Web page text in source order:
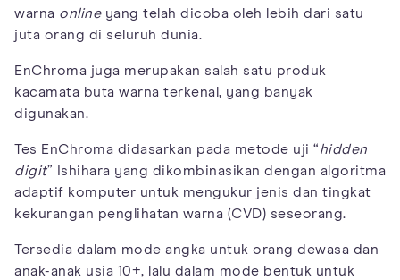
warna onlineyang telah dicoba oleh lebih dari satu
juta orang di seluruh dunia.
EnChroma juga merupakan salah satu produk
kacamata buta warna terkenal, yang banyak
digunakan.
Tes EnChroma didasarkan pada metode uji “hidden
digit” Ishihara yang dikombinasikan dengan algoritma
adaptif komputer untuk mengukur jenis dan tingkat
kekurangan penglihatan warna (CVD) seseorang.
Tersedia dalam mode angka untuk orang dewasa dan
anak-anak usia 10+, lalu dalam mode bentuk untuk